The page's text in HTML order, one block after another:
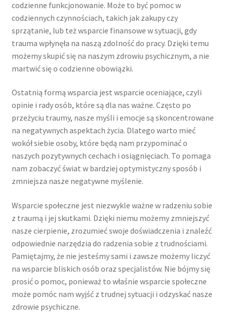
codzienne funkcjonowanie. Może to być pomoc w
codziennych czynnościach, takich jak zakupy czy
sprzątanie, lub też wsparcie finansowe w sytuacji, gdy
trauma wpłynęła na naszą zdolność do pracy. Dzięki temu
możemy skupić się na naszym zdrowiu psychicznym, a nie
martwić się o codzienne obowiązki.
Ostatnią formą wsparcia jest wsparcie oceniające, czyli
opinie i rady osób, które są dla nas ważne. Często po
przeżyciu traumy, nasze myśli i emocje są skoncentrowane
na negatywnych aspektach życia. Dlatego warto mieć
wokół siebie osoby, które będą nam przypominać o
naszych pozytywnych cechach i osiągnięciach. To pomaga
nam zobaczyć świat w bardziej optymistyczny sposób i
zmniejsza nasze negatywne myślenie.
Wsparcie społeczne jest niezwykle ważne w radzeniu sobie
z traumą i jej skutkami. Dzięki niemu możemy zmniejszyć
nasze cierpienie, zrozumieć swoje doświadczenia i znaleźć
odpowiednie narzędzia do radzenia sobie z trudnościami.
Pamiętajmy, że nie jesteśmy sami i zawsze możemy liczyć
na wsparcie bliskich osób oraz specjalistów. Nie bójmy się
prosić o pomoc, ponieważ to właśnie wsparcie społeczne
może pomóc nam wyjść z trudnej sytuacji i odzyskać nasze
zdrowie psychiczne.